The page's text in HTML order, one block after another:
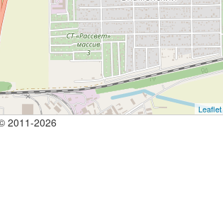
Leaflet
2011-2026